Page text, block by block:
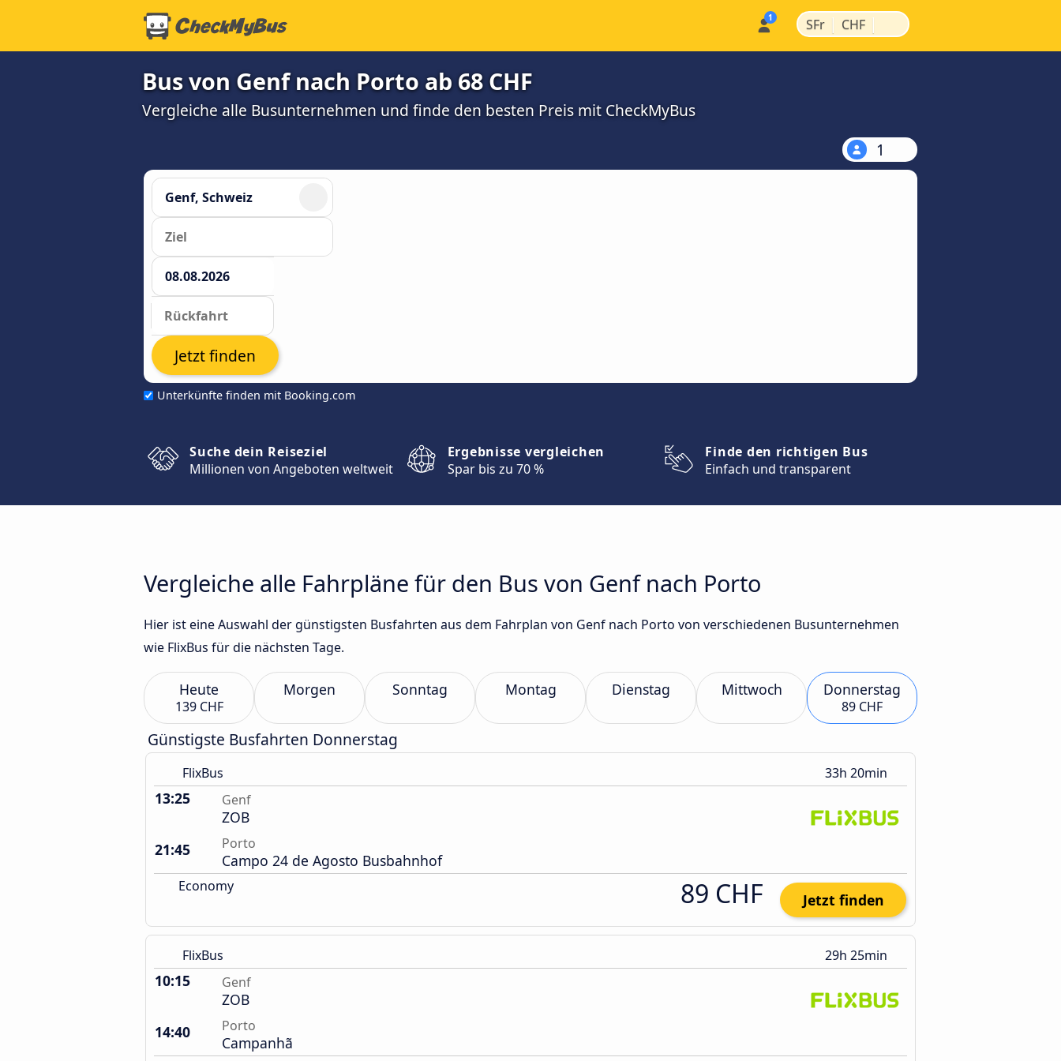
SFr | CHF |
Bus von Genf nach Porto ab 68 CHF
Vergleiche alle Busunternehmen und finde den besten Preis mit CheckMyBus
1
Unterkünfte finden mit Booking.com
Jetzt finden
Suche dein Reiseziel
Millionen von Angeboten weltweit
Ergebnisse vergleichen
Spar bis zu 70 %
Finde den richtigen Bus
Einfach und transparent
Vergleiche alle Fahrpläne für den Bus von Genf nach Porto
Hier ist eine Auswahl der günstigsten Busfahrten aus dem Fahrplan von Genf nach Porto von verschiedenen Busunternehmen
wie FlixBus für die nächsten Tage.
Heute
139 CHF
Morgen Sonntag Montag Dienstag Mittwoch Donnerstag
89 CHF
Günstigste Busfahrten Donnerstag
FlixBus 33h 20min
13:25 Genf
ZOB
21:45
Porto
Campo 24 de Agosto Busbahnhof
Economy 89 CHF Jetzt finden
FlixBus 29h 25min
10:15 Genf
ZOB
14:40
Porto
Campanhã